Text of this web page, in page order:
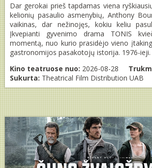
Dar gerokai prieš tapdamas viena
kelionių pasaulio asmenybių, Anthony
vaikinas, dar nežinojęs, kokiu keliu
Įkvepianti gyvenimo drama TONIS
momentą, nuo kurio prasidėjo vieno
gastronomijos pasakotojų istorija. 1976-ieji.
Kino teatruose nuo: 2026-08-28
Sukurta: Theatrical Film Distribution UAB